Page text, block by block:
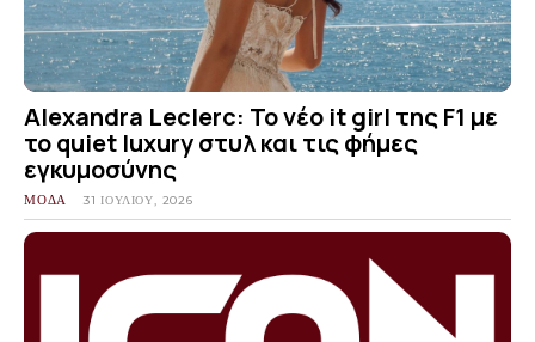
Alexandra Leclerc: Το νέο it girl της F1 με
το quiet luxury στυλ και τις φήμες
εγκυμοσύνης
ΜΟΔΑ 31 ΙΟΥΛΊΟΥ, 2026